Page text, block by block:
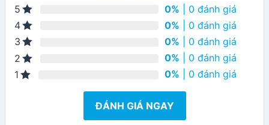
5 0% | 0 đánh giá
4
0% | 0 đánh giá
3
0% | 0 đánh giá
2
0% | 0 đánh giá
1
0% | 0 đánh giá
ĐÁNH GIÁ NGAY